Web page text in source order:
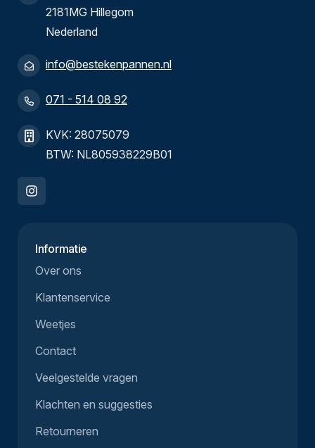
2181MG Hillegom
Nederland
info@bestekenpannen.nl
071 - 514 08 92
KVK: 28075079
BTW: NL805938229B01
Informatie
Over ons
Klantenservice
Weetjes
Contact
Veelgestelde vragen
Klachten en suggesties
Retourneren